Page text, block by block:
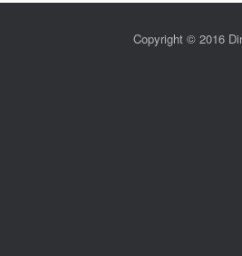
Copyright © 2016